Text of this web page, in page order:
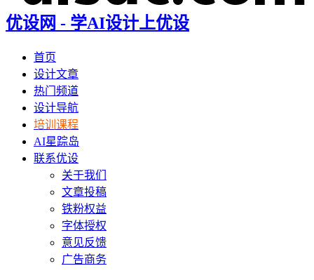
优设网 - 学AI设计上优设
首页
设计文章
热门频道
设计导航
培训课程
AI星踪岛
联系优设
关于我们
文章投稿
铁粉权益
字体授权
意见反馈
广告商务